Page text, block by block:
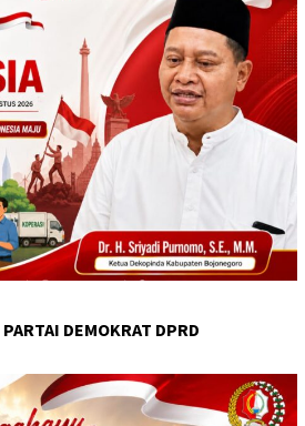
DEMOKRAT DPRD